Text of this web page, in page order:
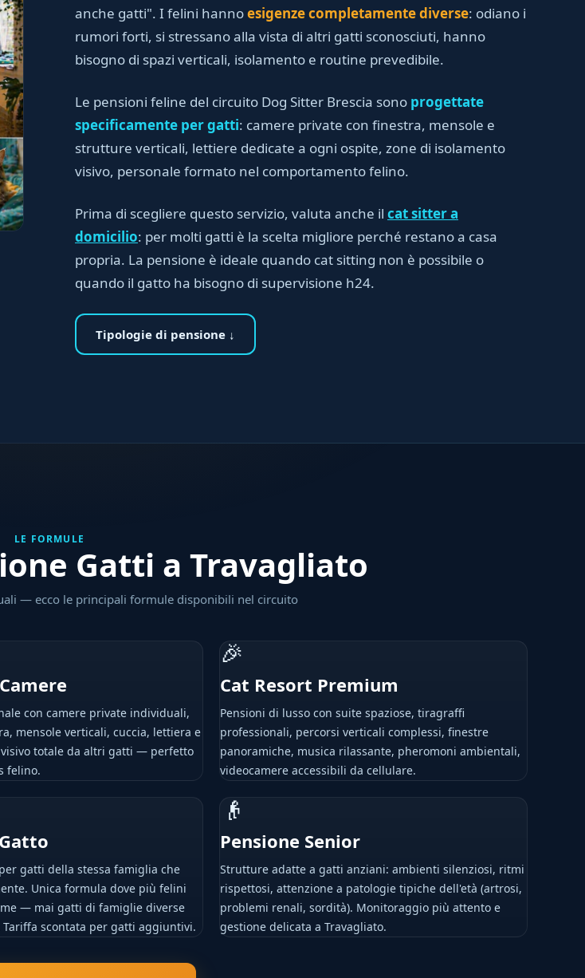
anche gatti". I felini hannoesigenze completamente diverse: odiano i
rumori forti, si stressano alla vista di altri gatti sconosciuti, hanno
bisogno di spazi verticali, isolamento e routine prevedibile.
Le pensioni feline del circuito Dog Sitter Brescia sono progettate
specificamente per gatti: camere private con finestra, mensole e
strutture verticali, lettiere dedicate a ogni ospite, zone di isolamento
visivo, personale formato nel comportamento felino.
Prima di scegliere questo servizio, valuta anche il cat sitter a
domicilio: per molti gatti è la scelta migliore perché restano a casa
propria. La pensione è ideale quando cat sitting non è possibile o
quando il gatto ha bisogno di supervisione h24.
Tipologie di pensione ↓
LE FORMULE
Gatti a Travagliato
— ecco le principali formule disponibili nel circuito
con camere private individuali,
mensole verticali, cuccia, lettiera e
totale da altri gatti — perfetto
felino.
🎉
Cat Resort Premium
Pensioni di lusso con suite spaziose, tiragraffi
professionali, percorsi verticali complessi, finestre
panoramiche, musica rilassante, pheromoni ambientali,
videocamere accessibili da cellulare.
gatti della stessa famiglia che
Unica formula dove più felini
— mai gatti di famiglie diverse
Tariffa scontata per gatti aggiuntivi.
👴
Pensione Senior
Strutture adatte a gatti anziani: ambienti silenziosi, ritmi
rispettosi, attenzione a patologie tipiche dell'età (artrosi,
problemi renali, sordità). Monitoraggio più attento e
gestione delicata a Travagliato.